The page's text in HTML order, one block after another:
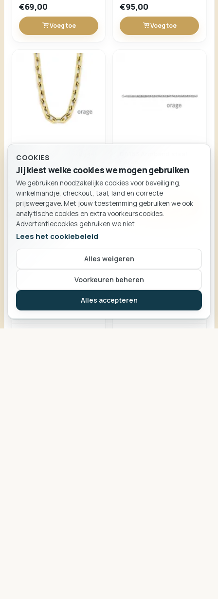
€69,00
Voeg toe
€95,00
Voeg toe
BA158 Ketting staal geel
€145,00
Voeg toe
A/5469/22
€45,00
Voeg toe
COOKIES
Jij kiest welke cookies we mogen gebruiken
We gebruiken noodzakelijke cookies voor beveiliging,
winkelmandje, checkout, taal, land en correcte
prijsweergave. Met jouw toestemming gebruiken we ook
analytische cookies en extra voorkeurscookies.
Advertentiecookies gebruiken we niet.
Lees het cookiebeleid
Alles weigeren
Voorkeuren beheren
Alles accepteren
BESTELLING
Winkelmand
Verder winkelen